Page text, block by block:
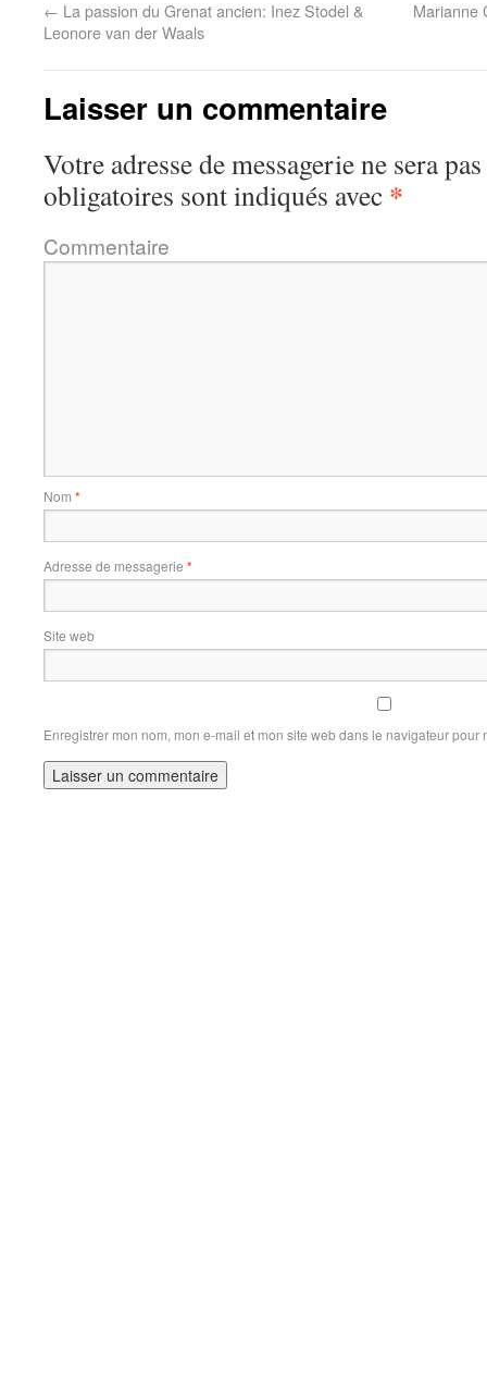
← La passion du Grenat ancien: Inez Stodel &
Leonore van der Waals
Marianne
Laisser un commentaire
Votre adresse de messagerie ne sera
obligatoires sont indiqués avec *
Commentaire
Nom *
Adresse de messagerie *
Site web
Enregistrer mon nom, mon e-mail et mon site web dans le navigateur pour